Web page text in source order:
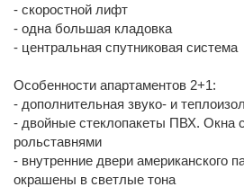
- скоростной лифт
- одна большая кладовка
- центральная спутниковая система
Особенности апартаментов 2+1:
- дополнительная звуко- и
- двойные стеклопакеты ПВХ. Окна
рольставнями
- внутренние двери американского
окрашены в светлые тона